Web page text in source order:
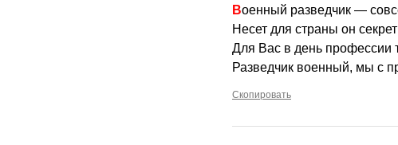
Военный разведчик —
Несет для страны он
Для Вас в день профессии
Разведчик военный, мы с
Скопировать